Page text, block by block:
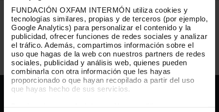
FUNDACIÓN OXFAM INTERMÓN utiliza cookies y
tecnologías similares, propias y de terceros (por ejemplo,
Google Analytics) para personalizar el contenido y la
publicidad, ofrecer funciones de redes sociales y analizar
el tráfico. Además, compartimos información sobre el
uso que hagas de la web con nuestros partners de redes
sociales, publicidad y análisis web, quienes pueden
combinarla con otra información que les hayas
proporcionado o que hayan recopilado a partir del uso
que hayas hecho de sus servicios.
La teva aportació desgrava: els primers 250€ que donis
desgravaran el 80% i a partir de 250€ desgravaran el 40%.
A més, si portes més de 3 anys col·laborant amb OXFAM
INTERMÓN, la teva desgravació en aquest últim tram
s'incrementa fins al 45%.Amplia informació en aquest
enllaç.
ET POT INTERESSAR